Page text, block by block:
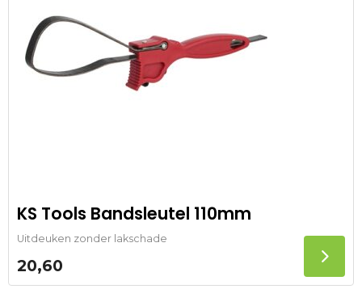
KS Tools Bandsleutel 110mm
Uitdeuken zonder lakschade
20,60